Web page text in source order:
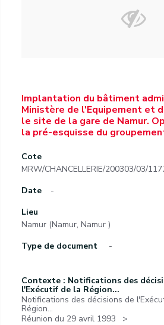
Implantation du bâtiment
Ministère de l'Equipement et
le site de la gare de Namur.
la pré-esquisse du
Cote
MRW/CHANCELLERIE/200303/03/
Date
-
Lieu
Namur (Namur, Namur )
Type de document
-
Contexte : Notifications des
l'Exécutif de la Région...
Notifications des décisions de
Région...
Réunion du 29 avril 1993